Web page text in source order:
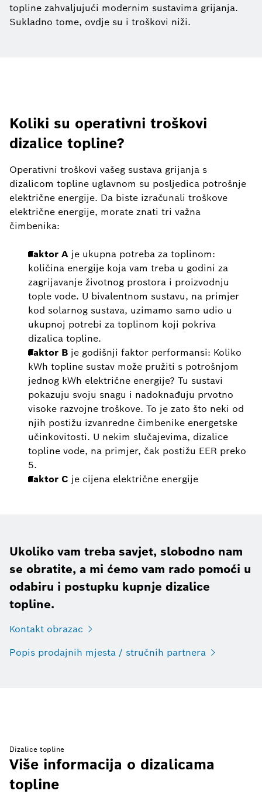
topline zahvaljujući modernim sustavima grijanja.
Sukladno tome, ovdje su i troškovi niži.
Koliki su operativni troškovi
dizalice topline?
Operativni troškovi vašeg sustava grijanja s
dizalicom topline uglavnom su posljedica potrošnje
električne energije. Da biste izračunali troškove
električne energije, morate znati tri važna
čimbenika:
Faktor A je ukupna potreba za toplinom:
količina energije koja vam treba u godini za
zagrijavanje životnog prostora i proizvodnju
tople vode. U bivalentnom sustavu, na primjer
kod solarnog sustava, uzimamo samo udio u
ukupnoj potrebi za toplinom koji pokriva
dizalica topline.
Faktor B je godišnji faktor performansi: Koliko
kWh topline sustav može pružiti s potrošnjom
jednog kWh električne energije? Tu sustavi
pokazuju svoju snagu i nadoknađuju prvotno
visoke razvojne troškove. To je zato što neki od
njih postižu izvanredne čimbenike energetske
učinkovitosti. U nekim slučajevima, dizalice
topline vode, na primjer, čak postižu EER preko
5.
Faktor C je cijena električne energije
Ukoliko vam treba savjet, slobodno nam
se obratite, a mi ćemo vam rado pomoći u
odabiru i postupku kupnje dizalice
topline.
Kontakt obrazac
Popis prodajnih mjesta / stručnih partnera
Dizalice topline
Više informacija o dizalicama
topline